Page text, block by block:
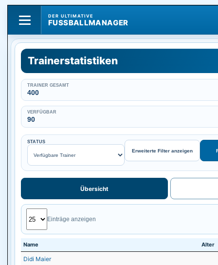
DER ULTIMATIVE
FUSSBALLMANAGER
Trainerstatistiken
TRAINER GESAMT
400
VERFÜGBAR
90
STATUS
Erweiterte Filter anzeigen
Übersicht
Einträge anzeigen
Name Alter
Didi Maier